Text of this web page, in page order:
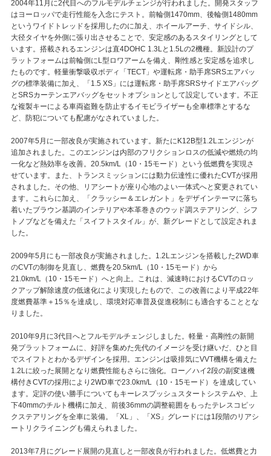
2004年11月に2代目へのフルモデルチェンジが行われました。開発スタッフ
はヨーロッパで走行性能を入念にテスト。前輪側1470mm、後輪側1480mm
というワイドトレッドを採用したのに加え、ホイールアーチ、サイドシル、
大径タイヤを外側に張り出させることで、安定感のあるスタイリングとして
います。搭載されるエンジンは直4DOHC 1.3Lと1.5Lの2機種。新設計のプ
ラットフォームは前輪側にL型ロワアームを備え、剛性感と安定感を追求し
たものです。軽量衝撃吸収ボディ「TECT」や運転席・助手席SRSエアバッ
グの標準装備に加え、「1.5 XS」には運転席・助手席SRSサイドエアバッグ
とSRSカーテンエアバッグをセットオプションとして設定しています。不正
な複製キーによる車両盗難を防止するイモビライザーも全車標準とするな
ど、防犯についても配慮がなされていました。
2007年5月に一部改良が実施されています。新たにK12B型1.2Lエンジンが
追加されました。このエンジンは内部のフリクションロスの低減や燃焼の均
一化など熱効率を改善。20.5km/L（10・15モード）という低燃費を実現さ
せています。また、トランスミッションには動力伝達性に優れたCVTが採用
されました。その他、リアシートが座り心地のよい一体式へと変更されてい
ます。これらに加え、「クラッシー＆エレガント」をデザインテーマに落ち
着いたブラウン基調のインテリアや本革巻きのウッド調ステアリング、シフ
トノブなどを備えた「スイフトスタイル」が、新グレードとして設定されま
した。
2009年5月にも一部改良が実施されました。1.2Lエンジンを搭載した2WD車
のCVTの制御を見直し、燃費を20.5km/L（10・15モード）から
21.0km/L（10・15モード）へと向上。これは、減速時におけるCVTのロッ
クアップ解除速度の低速化により実現したもので、この改善により平成22年
度燃費基準＋15％を達成し、環境対応車普及促進税制にも適合することとな
りました。
2010年9月に3代目へとフルモデルチェンジしました。軽量・高剛性の新開
発プラットフォームに、好評を集めた先代のイメージを受け継いだ、ひと目
でスイフトとわかるデザインを採用。エンジンは吸排気にVVT機構を備えた
1.2Lに絞った展開となり燃費性能もさらに強化。ロー／ハイ2段の副変速機
構付きCVTの採用により2WD車で23.0km/L（10・15モード）を達成してい
ます。定評の使い勝手についてもキーレスプッシュスタートシステムや、上
下40mmのチルト機構に加え、前後36mmの調整範囲をもったテレスコピッ
クステアリングを全車に装備。「XL」、「XS」グレードには1段階のリアシ
ートリクライニングも備えられました。
2013年7月にグレード展開の見直しと一部改良が行われました。低燃費と力